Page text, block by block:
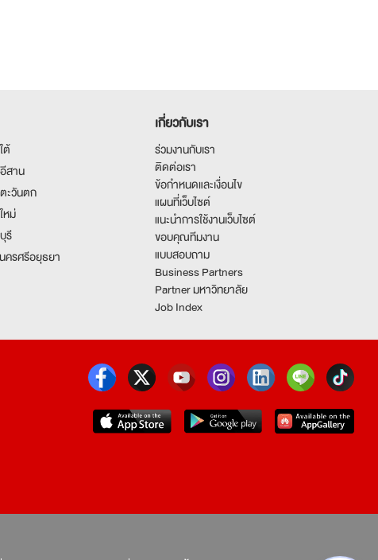
ต้
สาน
ะวันตก
หม่
รี
ครศรีอยุธยา
เกี่ยวกับเรา
ร่วมงานกับเรา
ติดต่อเรา
ข้อกำหนดและเงื่อนไข
แผนที่เว็บไซต์
แนะนำการใช้งานเว็บไซต์
ขอบคุณทีมงาน
แบบสอบถาม
Business Partners
Partner มหาวิทยาลัย
Job Index